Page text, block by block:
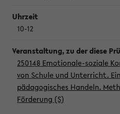
10-12
250148 Emotionale-soziale
von Schule und Unterricht.
pädagogisches Handeln.
Förderung (S)